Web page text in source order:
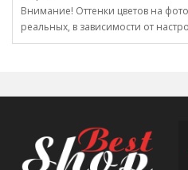
Внимание! Оттенки цветов на
реальных, в зависимости от